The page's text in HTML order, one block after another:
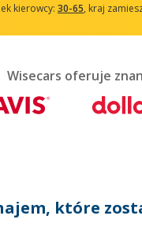
kierowcy:30-65, kraj
Wisecars oferuje
które